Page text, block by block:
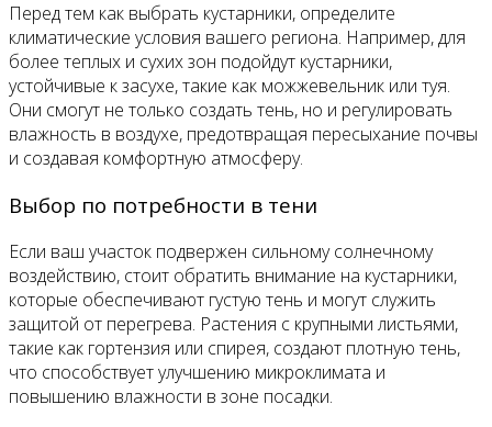
Перед тем как выбрать кустарники, определите
климатические условия вашего региона. Например, для
более теплых и сухих зон подойдут кустарники,
устойчивые к засухе, такие как можжевельник или туя.
Они смогут не только создать тень, но и регулировать
влажность в воздухе, предотвращая пересыхание почвы
и создавая комфортную атмосферу.
Выбор по потребности в тени
Если ваш участок подвержен сильному солнечному
воздействию, стоит обратить внимание на кустарники,
которые обеспечивают густую тень и могут служить
защитой от перегрева. Растения с крупными листьями,
такие как гортензия или спирея, создают плотную тень,
что способствует улучшению микроклимата и
повышению влажности в зоне посадки.